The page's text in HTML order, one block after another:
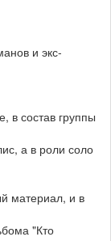
и экс-
в состав группы
а в роли соло
материал, и в
"Кто